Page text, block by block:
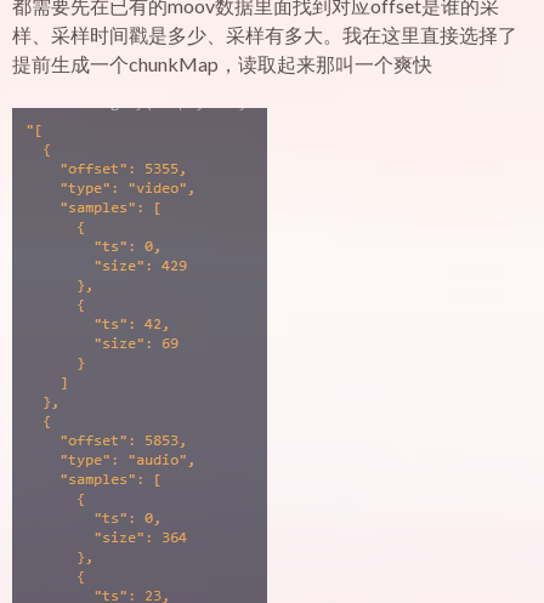
都需要先在已有的moov数据里面找到对应offset是谁的采
样、采样时间戳是多少、采样有多大。我在这里直接选择了
提前生成一个chunkMap，读取起来那叫一个爽快